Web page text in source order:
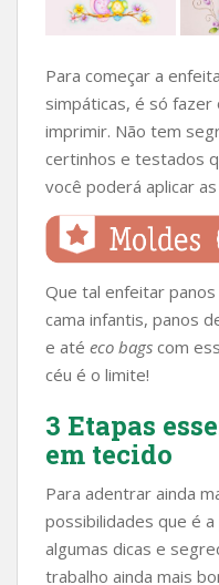
Para começar a
simpáticas, é só fazer
imprimir. Não tem
certinhos e testados
você poderá aplicar
Que tal enfeitar
cama infantis, panos
e até eco bags com
céu é o limite!
3 Etapas
em tecido
Para adentrar ainda
possibilidades que é
algumas dicas e
trabalho ainda mais